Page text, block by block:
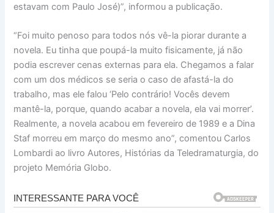
estavam com Paulo José)”, informou a publicação.
“Foi muito penoso para todos nós vê-la piorar durante a
novela. Eu tinha que poupá-la muito fisicamente, já não
podia escrever cenas externas para ela. Chegamos a falar
com um dos médicos se seria o caso de afastá-la do
trabalho, mas ele falou ‘Pelo contrário! Vocês devem
mantê-la, porque, quando acabar a novela, ela vai morrer’.
Realmente, a novela acabou em fevereiro de 1989 e a Dina
Staf morreu em março do mesmo ano”, comentou Carlos
Lombardi ao livro Autores, Histórias da Teledramaturgia, do
projeto Memória Globo.